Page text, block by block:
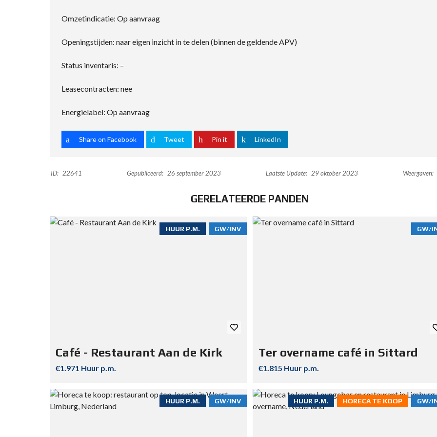
Omzetindicatie: Op aanvraag
Openingstijden: naar eigen inzicht in te delen (binnen de geldende APV)
Status inventaris: –
Leasecontracten: nee
Energielabel: Op aanvraag
Share on Facebook Tweet Pin it LinkedIn
ID: 22641 Gepubliceerd: 26 september 2023 Laatste Update: 29 oktober 2023 Weergaven:
GERELATEERDE PANDEN
GW/INV
HUUR P.M.
Café - Restaurant Aan de Kirk
€1.971 Huur p.m.
GW/
Ter overname café in Sittard
€1.815 Huur p.m.
GW/INV
HUUR P.M. GW/
HORECA TE KOOP
HUUR P.M.